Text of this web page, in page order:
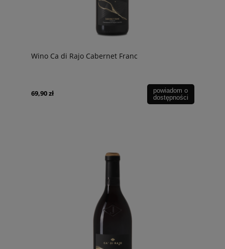
Wino Ca di Rajo Cabernet Franc
69,90 zł
powiadom o
dostępności